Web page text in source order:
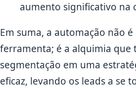
aumento significativo na
Em suma, a automação não
ferramenta; é a alquimia que
segmentação em uma
eficaz, levando os leads a se